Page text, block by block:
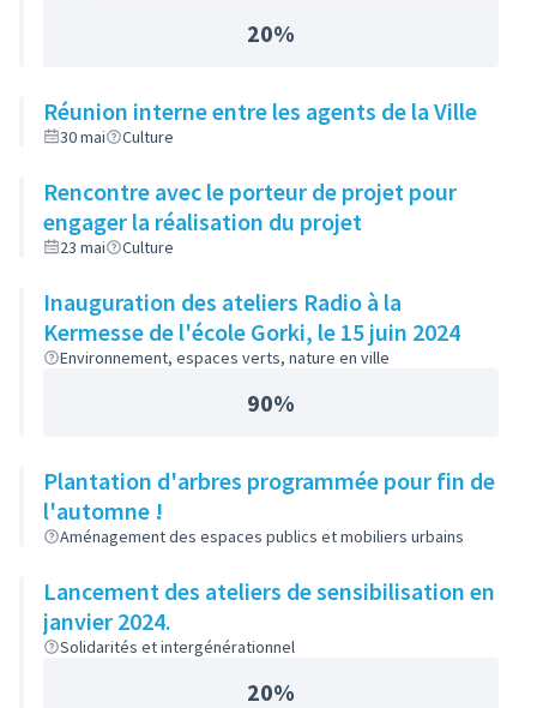
20%
Réunion interne entre les agents de la Ville
30 mai Culture
Rencontre avec le porteur de projet pour
engager la réalisation du projet
23 mai Culture
Inauguration des ateliers Radio à la
Kermesse de l'école Gorki, le 15 juin 2024
Environnement, espaces verts, nature en ville
90%
Plantation d'arbres programmée pour fin de
l'automne !
Aménagement des espaces publics et mobiliers urbains
Lancement des ateliers de sensibilisation en
janvier 2024.
Solidarités et intergénérationnel
20%